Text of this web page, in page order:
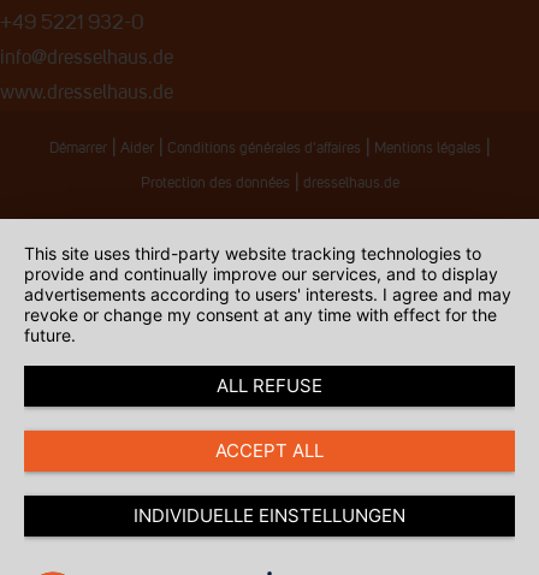
+49 5221 932-0
info@dresselhaus.de
www.dresselhaus.de
Démarrer Aider Conditions générales d'affaires Mentions légales
Protection des données dresselhaus.de
This site uses third-party website tracking technologies to
provide and continually improve our services, and to display
advertisements according to users' interests. I agree and may
revoke or change my consent at any time with effect for the
future.
ALL REFUSE
ACCEPT ALL
INDIVIDUELLE EINSTELLUNGEN